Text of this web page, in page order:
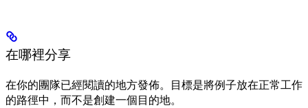
在哪裡分享
在你的團隊已經閱讀的地方發佈。目標是將例子放在正常工作
的路徑中，而不是創建一個目的地。